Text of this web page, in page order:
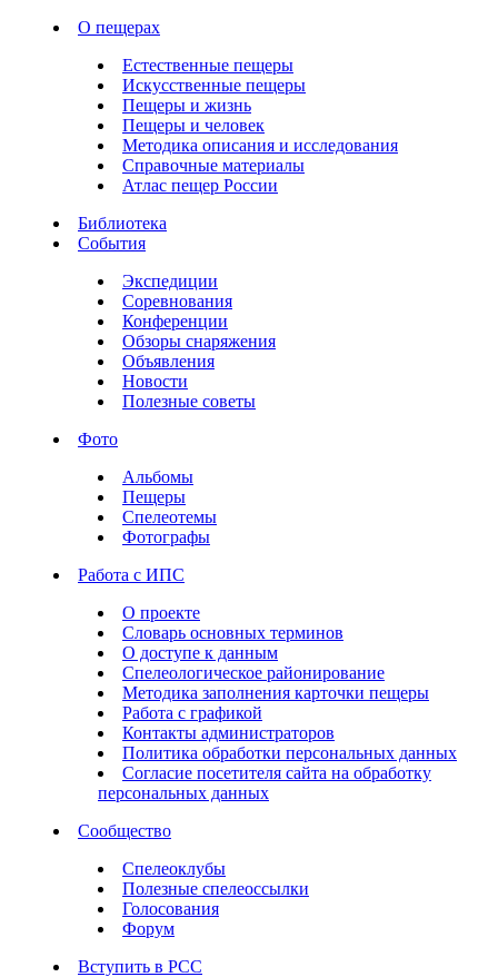
О пещерах
Естественные пещеры
Искусственные пещеры
Пещеры и жизнь
Пещеры и человек
Методика описания и исследования
Справочные материалы
Атлас пещер России
Библиотека
События
Экспедиции
Соревнования
Конференции
Обзоры снаряжения
Объявления
Новости
Полезные советы
Фото
Альбомы
Пещеры
Спелеотемы
Фотографы
Работа с ИПС
О проекте
Словарь основных терминов
О доступе к данным
Спелеологическое районирование
Методика заполнения карточки пещеры
Работа с графикой
Контакты администраторов
Политика обработки персональных данных
Согласие посетителя сайта на обработку
персональных данных
Сообщество
Спелеоклубы
Полезные спелеоссылки
Голосования
Форум
Вступить в РСС